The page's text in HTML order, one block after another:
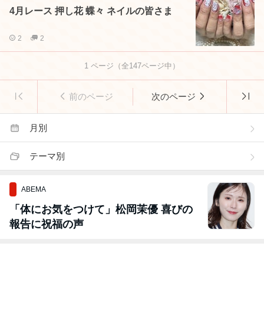
4月レース 押し花 蝶々 ネイルの皆さま
2 2
1 ページ（全147ページ中）
前のページ 次のページ
月別
テーマ別
ABEMA
「体にお気をつけて」松岡茉優 喜びの
報告に祝福の声